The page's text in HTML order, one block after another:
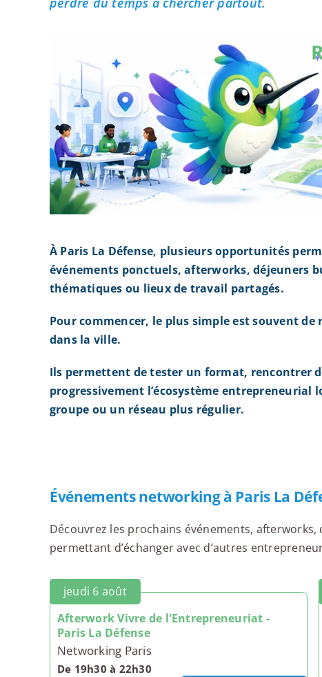
À Paris La Défense, plusieurs opportunités
événements ponctuels, afterworks, déjeuners
thématiques ou lieux de travail partagés.
Pour commencer, le plus simple est souvent
dans la ville.
Ils permettent de tester un format, rencontrer
progressivement l’écosystème
groupe ou un réseau plus régulier.
Événements networking à Paris La
Découvrez les prochains événements,
permettant d’échanger avec d’autres
jeudi 6 août
Afterwork Vivre de l'Entrepreneuriat -
Paris La Défense
Networking Paris
De 19h30 à 22h30